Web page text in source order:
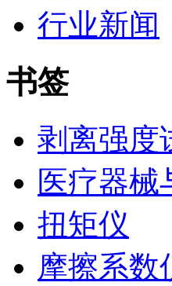
行业新闻
书签
剥离强度
医疗器械
扭矩仪
摩擦系数